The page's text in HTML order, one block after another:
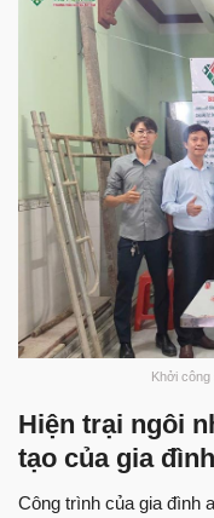
Khởi
Hiện trại ngôi
tạo của gia
Công trình của gia đình